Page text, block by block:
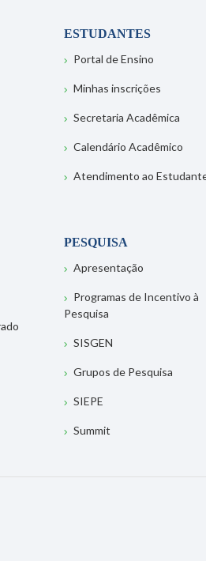
ESTUDANTES
Portal de Ensino
Minhas inscrições
Secretaria Acadêmica
Calendário Acadêmico
Atendimento ao
PESQUISA
Apresentação
Programas de Incentivo à
Pesquisa
SISGEN
Grupos de Pesquisa
SIEPE
Summit